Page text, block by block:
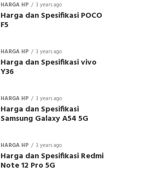
HARGA HP 3 years ago
Harga dan Spesifikasi POCO
F5
HARGA HP 3 years ago
Harga dan Spesifikasi vivo
Y36
HARGA HP 3 years ago
Harga dan Spesifikasi
Samsung Galaxy A54 5G
HARGA HP 3 years ago
Harga dan Spesifikasi Redmi
Note 12 Pro 5G